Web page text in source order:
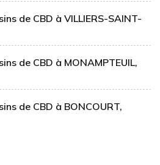
de CBD à VILLIERS-SAINT-
de CBD à MONAMPTEUIL,
de CBD à BONCOURT,